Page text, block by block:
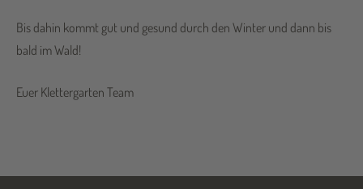
Bis dahin kommt gut und gesund durch den Winter und dann bis
bald im Wald!
Euer Klettergarten Team